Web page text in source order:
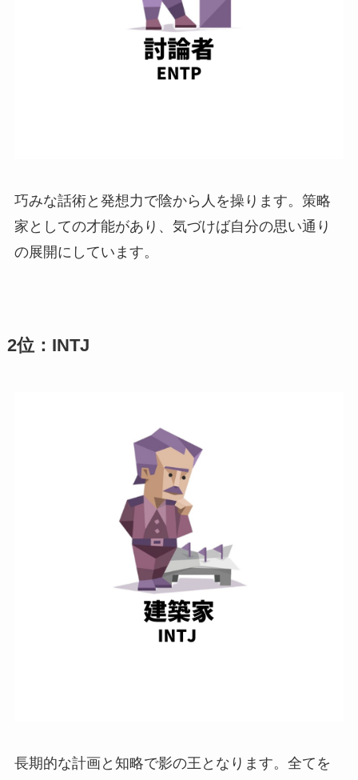
巧みな話術と発想力で陰から人を操ります。策略
家としての才能があり、気づけば自分の思い通り
の展開にしています。
2位：INTJ
長期的な計画と知略で影の王となります。全てを